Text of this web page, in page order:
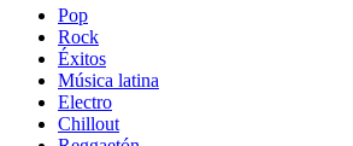
Pop
Rock
Éxitos
Música latina
Electro
Chillout